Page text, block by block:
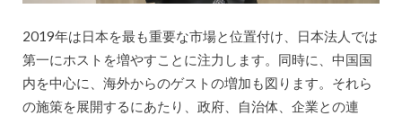
2019年は日本を最も重要な市場と位置付け、日本法人では
第一にホストを増やすことに注力します。同時に、中国国
内を中心に、海外からのゲストの増加も図ります。それら
の施策を展開するにあたり、政府、自治体、企業との連